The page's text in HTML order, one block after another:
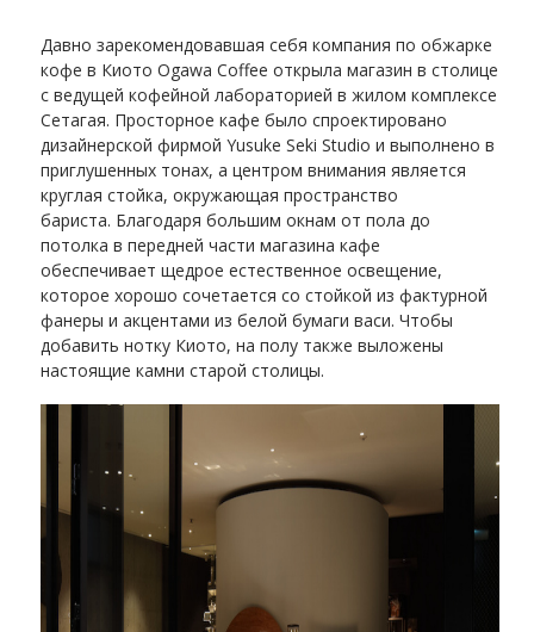
Давно зарекомендовавшая себя компания по обжарке
кофе в Киото Ogawa Coffee открыла магазин в столице
с ведущей кофейной лабораторией в жилом комплексе
Сетагая. Просторное кафе было спроектировано
дизайнерской фирмой Yusuke Seki Studio и выполнено в
приглушенных тонах, а центром внимания является
круглая стойка, окружающая пространство
бариста. Благодаря большим окнам от пола до
потолка в передней части магазина кафе
обеспечивает щедрое естественное освещение,
которое хорошо сочетается со стойкой из фактурной
фанеры и акцентами из белой бумаги васи. Чтобы
добавить нотку Киото, на полу также выложены
настоящие камни старой столицы.